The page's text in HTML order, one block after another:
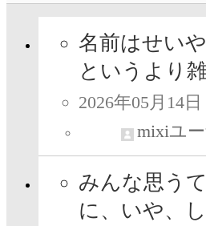
名前はせい
というより
2026年05月14日
mixiユ
みんな思う
に、いや、